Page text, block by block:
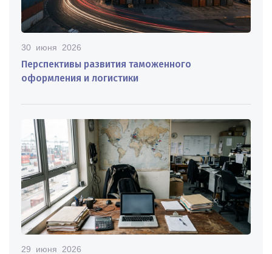
30 июня 2026
Перспективы развития таможенного
оформления и логистики
29 июня 2026